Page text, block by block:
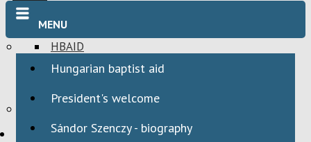
HBAID
DOMESTIC PROGRAMS
HBAID
MENU
Hungarian baptist aid
President's welcome
Sándor Szenczy - biography